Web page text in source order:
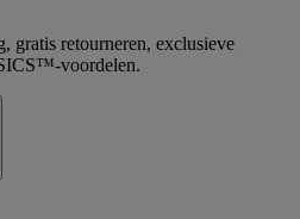
gratis retourneren, exclusieve
voordelen.